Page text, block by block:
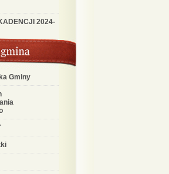
2024-
Gminy